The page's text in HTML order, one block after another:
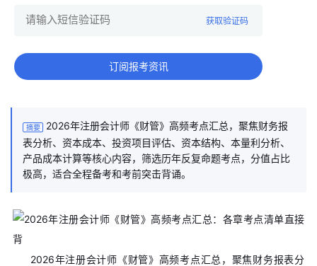
获取验证码
订阅报考资讯
摘要
2026年注册会计师《财管》高频考点汇总，聚焦财务报
表分析、资本成本、投资项目评估、资本结构、本量利分析、
产品成本计算等核心内容，筛选历年反复命题考点，分值占比
极高，适合全程备考和考前突击背诵。
2026年注册会计师《财管》高频考点汇总，聚焦财务报表分